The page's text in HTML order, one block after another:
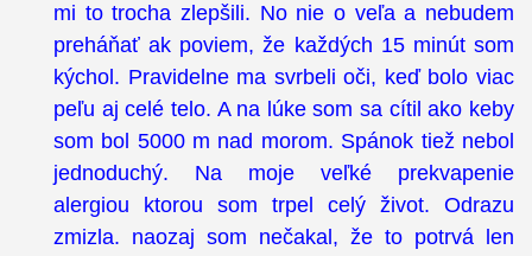
mi to trocha zlepšili. No nie o veľa a nebudem
preháňať ak poviem, že každých 15 minút som
kýchol. Pravidelne ma svrbeli oči, keď bolo viac
peľu aj celé telo. A na lúke som sa cítil ako keby
som bol 5000 m nad morom. Spánok tiež nebol
jednoduchý. Na moje veľké prekvapenie
alergiou ktorou som trpel celý život. Odrazu
zmizla. naozaj som nečakal, že to potrvá len